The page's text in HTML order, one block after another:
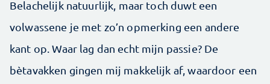
Belachelijk natuurlijk, maar toch duwt een
volwassene je met zo’n opmerking een andere
kant op. Waar lag dan echt mijn passie? De
bètavakken gingen mij makkelijk af, waardoor een